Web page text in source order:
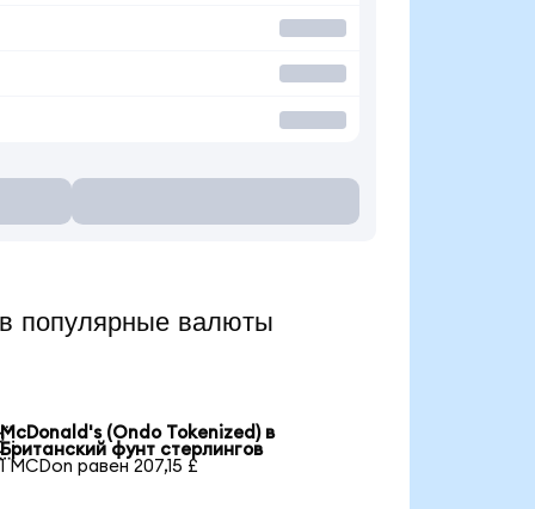
популярные валюты
McDonald's (Ondo Tokenized) в
Британский фунт стерлингов
1 MCDon равен 207,15 £